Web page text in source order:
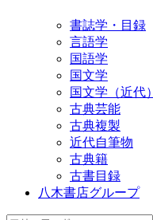
書誌学・目録
言語学
国語学
国文学
国文学（近代）
古典芸能
古典複製
近代自筆物
古典籍
古書目録
八木書店グループ